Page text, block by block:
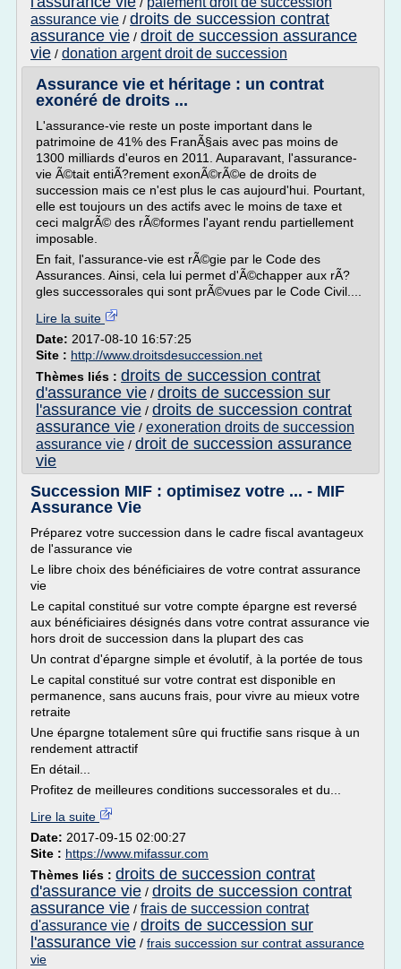
assurance vie / droits de succession contrat
assurance vie / droit de succession assurance
vie / donation argent droit de succession
Assurance vie et héritage : un contrat
exonéré de droits ...
L'assurance-vie reste un poste important dans le
patrimoine de 41% des FranÃ§ais avec pas moins de
1300 milliards d'euros en 2011. Auparavant, l'assurance-
vie Ã©tait entiÃ?rement exonÃ©rÃ©e de droits de
succession mais ce n'est plus le cas aujourd'hui. Pourtant,
elle est toujours un des actifs avec le moins de taxe et
ceci malgrÃ© des rÃ©formes l'ayant rendu partiellement
imposable.
En fait, l'assurance-vie est rÃ©gie par le Code des
Assurances. Ainsi, cela lui permet d'Ã©chapper aux rÃ?
gles successorales qui sont prÃ©vues par le Code Civil....
Lire la suite
Date: 2017-08-10 16:57:25
Site : http://www.droitsdesuccession.net
Thèmes liés : droits de succession contrat
d'assurance vie / droits de succession sur
l'assurance vie / droits de succession contrat
assurance vie / exoneration droits de succession
assurance vie / droit de succession assurance
vie
Succession MIF : optimisez votre ... - MIF
Assurance Vie
Préparez votre succession dans le cadre fiscal avantageux
de l'assurance vie
Le libre choix des bénéficiaires de votre contrat assurance
vie
Le capital constitué sur votre compte épargne est reversé
aux bénéficiaires désignés dans votre contrat assurance vie
hors droit de succession dans la plupart des cas
Un contrat d'épargne simple et évolutif, à la portée de tous
Le capital constitué sur votre contrat est disponible en
permanence, sans aucuns frais, pour vivre au mieux votre
retraite
Une épargne totalement sûre qui fructifie sans risque à un
rendement attractif
En détail...
Profitez de meilleures conditions successorales et du...
Lire la suite
Date: 2017-09-15 02:00:27
Site : https://www.mifassur.com
Thèmes liés : droits de succession contrat
d'assurance vie / droits de succession contrat
assurance vie / frais de succession contrat
d'assurance vie / droits de succession sur
l'assurance vie / frais succession sur contrat assurance
vie